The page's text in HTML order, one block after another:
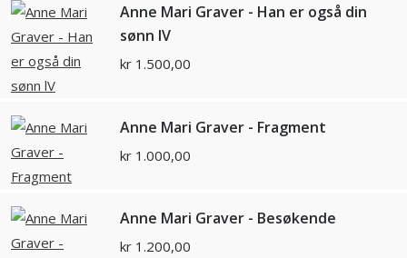
Anne Mari Graver - Han er også din
sønn lV
kr 1.500,00
Anne Mari Graver - Fragment
kr 1.000,00
Anne Mari Graver - Besøkende
kr 1.200,00